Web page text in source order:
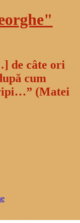
de câte ori
cum
(Matei